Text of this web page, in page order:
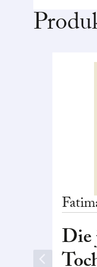
Die